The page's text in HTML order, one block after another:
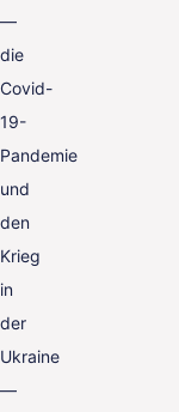
—
die
Covid-
19-
Pandemie
und
den
Krieg
in
der
Ukraine
—